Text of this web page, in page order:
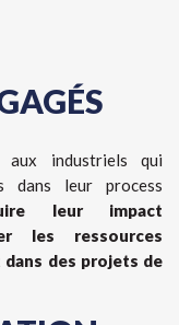
aux industriels qui
dans leur process
leur impact
les ressources
des projets de